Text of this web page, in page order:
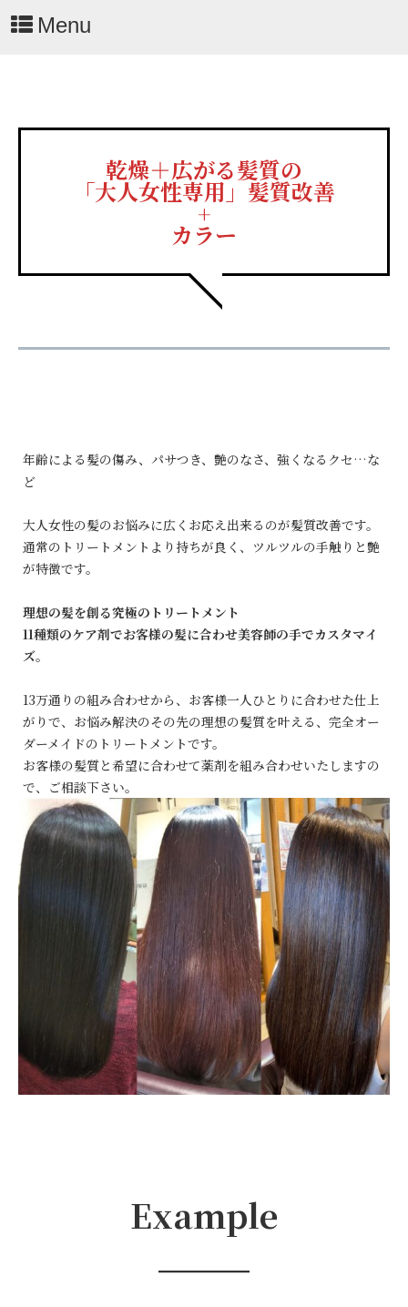
Menu
乾燥＋広がる髪質の
「大人女性専用」髪質改善
+
カラー
年齢による髪の傷み、パサつき、艶のなさ、強くなるクセ…な
ど
大人女性の髪のお悩みに広くお応え出来るのが髪質改善です。
通常のトリートメントより持ちが良く、ツルツルの手触りと艶
が特徴です。
理想の髪を創る究極のトリートメント
11種類のケア剤でお客様の髪に合わせ美容師の手でカスタマイ
ズ。
13万通りの組み合わせから、お客様一人ひとりに合わせた仕上
がりで、お悩み解決のその先の理想の髪質を叶える、完全オー
ダーメイドのトリートメントです。
お客様の髪質と希望に合わせて薬剤を組み合わせいたしますの
で、ご相談下さい。
Example